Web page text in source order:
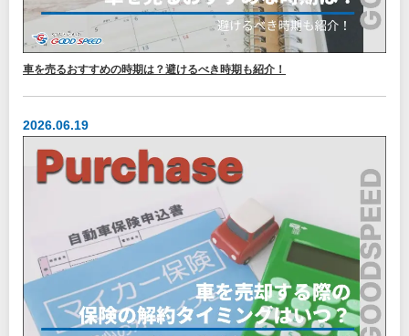
車を売るおすすめの時期は？避けるべき時期も紹介！
2026.06.19